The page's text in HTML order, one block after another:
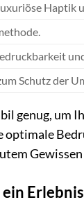
Haptik
Schutz der
genug, um